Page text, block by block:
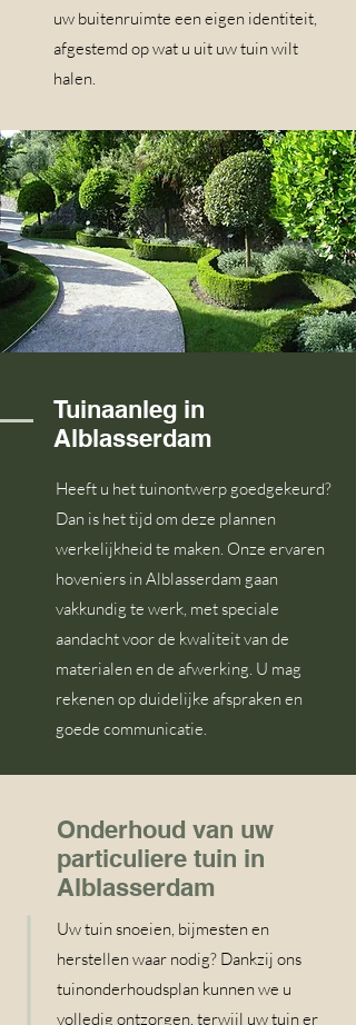
uw buitenruimte een eigen identiteit,
afgestemd op wat u uit uw tuin wilt
halen.
Tuinaanleg in
Alblasserdam
Heeft u het tuinontwerp goedgekeurd?
Dan is het tijd om deze plannen
werkelijkheid te maken. Onze ervaren
hoveniers in Alblasserdam gaan
vakkundig te werk, met speciale
aandacht voor de kwaliteit van de
materialen en de afwerking. U mag
rekenen op duidelijke afspraken en
goede communicatie.
Onderhoud van uw
particuliere tuin in
Alblasserdam
Uw tuin snoeien, bijmesten en
herstellen waar nodig? Dankzij ons
tuinonderhoudsplan kunnen we u
volledig ontzorgen, terwijl uw tuin er